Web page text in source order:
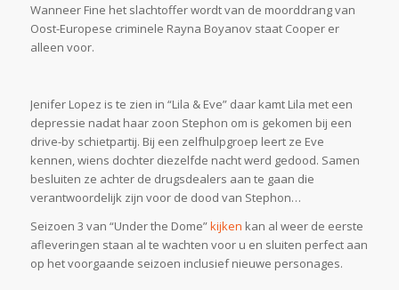
Wanneer Fine het slachtoffer wordt van de moorddrang van
Oost-Europese criminele Rayna Boyanov staat Cooper er
alleen voor.
Jenifer Lopez is te zien in “Lila & Eve” daar kamt Lila met een
depressie nadat haar zoon Stephon om is gekomen bij een
drive-by schietpartij. Bij een zelfhulpgroep leert ze Eve
kennen, wiens dochter diezelfde nacht werd gedood. Samen
besluiten ze achter de drugsdealers aan te gaan die
verantwoordelijk zijn voor de dood van Stephon…
Seizoen 3 van “Under the Dome”kijken kan al weer de eerste
afleveringen staan al te wachten voor u en sluiten perfect aan
op het voorgaande seizoen inclusief nieuwe personages.